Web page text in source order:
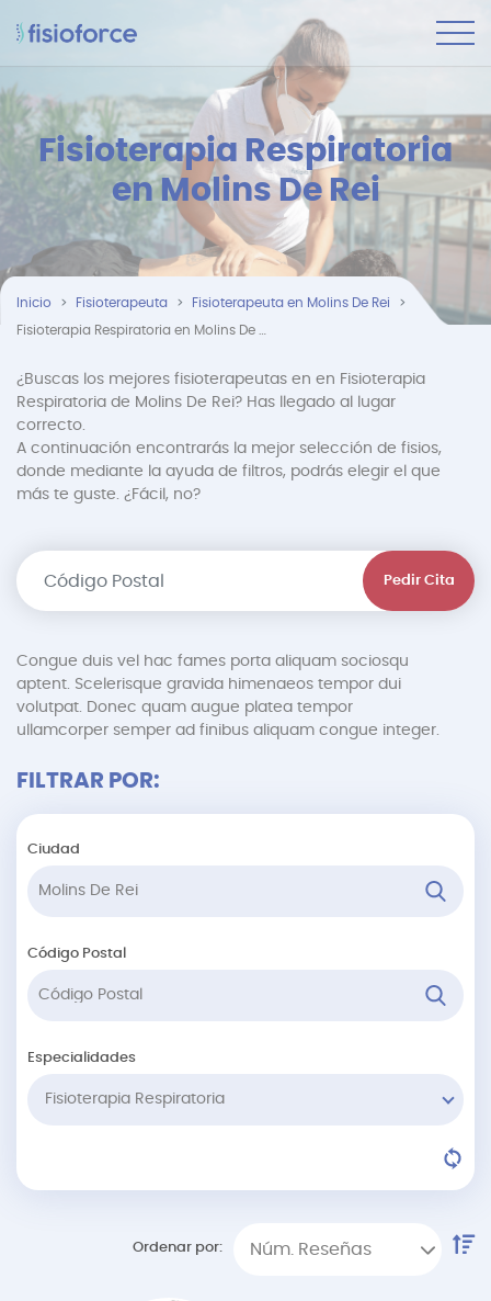
Fisioterapia Respiratoria
en Molins De Rei
Inicio Fisioterapeuta Fisioterapeuta en Molins De Rei
¿Buscas los mejores fisioterapeutas en en Fisioterapia
Respiratoria de Molins De Rei? Has llegado al lugar
correcto.
A continuación encontrarás la mejor selección de fisios,
donde mediante la ayuda de filtros, podrás elegir el que
más te guste. ¿Fácil, no?
Pedir Cita
Congue duis vel hac fames porta aliquam sociosqu
aptent. Scelerisque gravida himenaeos tempor dui
volutpat. Donec quam augue platea tempor
ullamcorper semper ad finibus aliquam congue integer.
FILTRAR POR:
Ciudad
Código Postal
Especialidades
Fisioterapia Respiratoria
Ordenar por: Núm. Reseñas